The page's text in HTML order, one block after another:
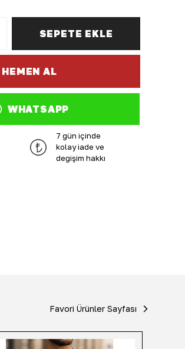
SEPETE EKLE
HEMEN AL
WHATSAPP
7 gün içinde
kolay iade ve
değişim hakkı
Favori Ürünler Sayfası